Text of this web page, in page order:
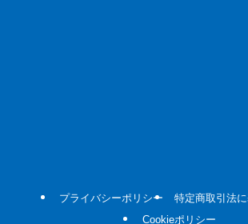
プライバシーポリシー
特定商取引法
Cookieポリシー